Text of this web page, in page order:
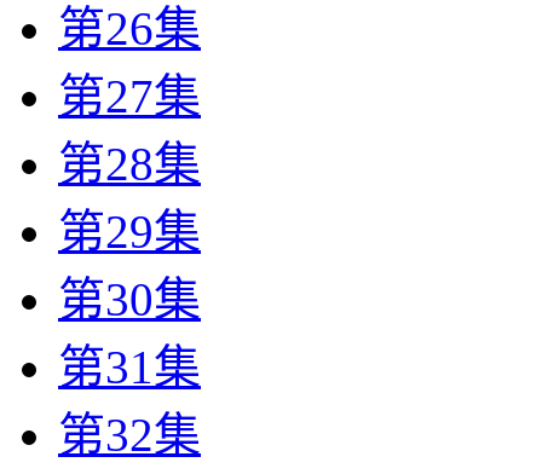
第26集
第27集
第28集
第29集
第30集
第31集
第32集